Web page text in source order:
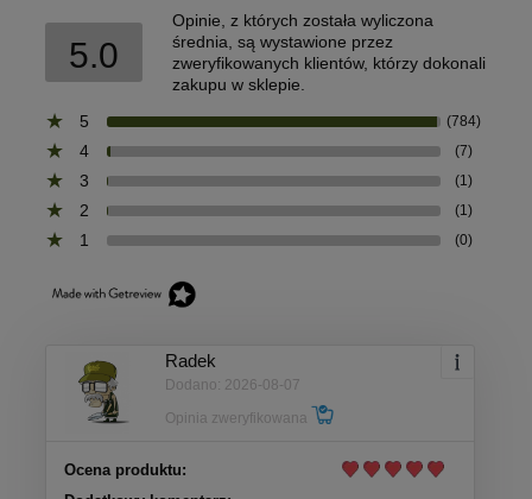
5.0
Opinie, z których została wyliczona
średnia, są wystawione przez
zweryfikowanych klientów, którzy dokonali
zakupu w sklepie.
5
(784)
4 (7)
3 (1)
2 (1)
1 (0)
Radek
Dodano: 2026-08-07
Opinia zweryfikowana
Ocena produktu: